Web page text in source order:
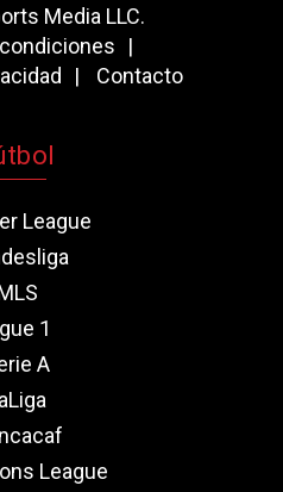
Media LLC.
Contacto
League
1
A
League